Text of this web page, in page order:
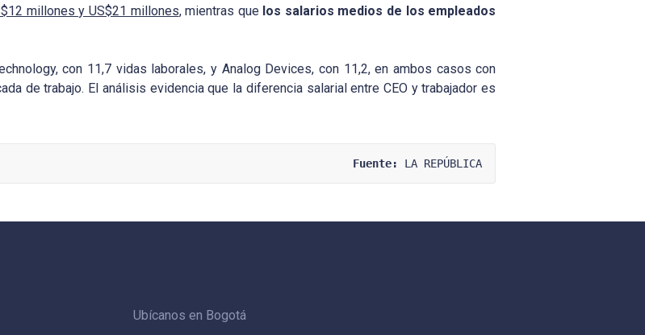
millones y US$21 millones, mientras quelos salarios medios de los empleados
con 11,7 vidas laborales, y Analog Devices, con 11,2, en ambos casos con
de trabajo. El análisis evidencia que la diferencia salarial entre CEO y trabajador es
Fuente: LA REPÚBLICA
Ubícanos en Bogotá